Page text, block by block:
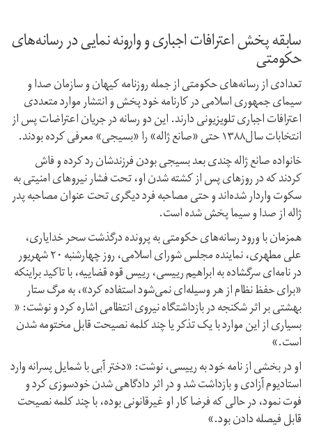
سابقه پخش اعترافات اجباری و وارونه نمایی در رسانه‌های
حکومتی
تعدادی از رسانه‌های حکومتی از جمله روزنامه کیهان و سازمان صدا و
سیمای جمهوری اسلامی در کارنامه خود پخش و انتشار موارد متعددی
اعترافات اجباری تلویزیونی دارند. این دو رسانه در جریان اعتراضات پس از
انتخابات سال۱۳۸۸ حتی «صانع ژاله» را «بسیجی» معرفی کرده بودند.
خانواده صانع ژاله چندی بعد بسیجی بودن فرزندشان رد کرده و فاش
کردند که در روزهای پس از کشته شدن او، تحت فشار نیروهای امنیتی به
سکوت واردار شده‌اند و حتی مصاحبه فرد دیگری تحت عنوان مصاحبه پدر
ژاله از صدا و سیما پخش شده است.
همزمان با ورود رسانه‌های حکومتی به پرونده درگذشت سحر خدایاری،
علی مطهری، نماینده مجلس شورای اسلامی، روز چهارشنبه ۲۰ شهریور
در نامه‌ای سرگشاده به ابراهیم رییسی، رییس قوه قضاییه، با تاکید براینکه
«برای حفظ نظام از هر وسیله‌ای نمی‌شود استفاده کرد»، به مرگ ستار
بهشتی بر اثر شکنجه در بازداشتگاه نیروی انتظامی اشاره کرد و نوشت: «
بسیاری از این موارد با یک تذکر یا چند کلمه نصیحت قابل مختومه شدن
است.»
او در بخشی از نامه خود به رییسی، نوشت: «دختر آبی با شمایل پسرانه وارد
استادیوم آزادی و بازداشت شد و در اثر دادگاهی شدن خودسوزی کرد و
فوت نمود، در حالی که فرضا کار او غیرقانونی بوده، با چند کلمه نصیحت
قابل فیصله دادن بود.»